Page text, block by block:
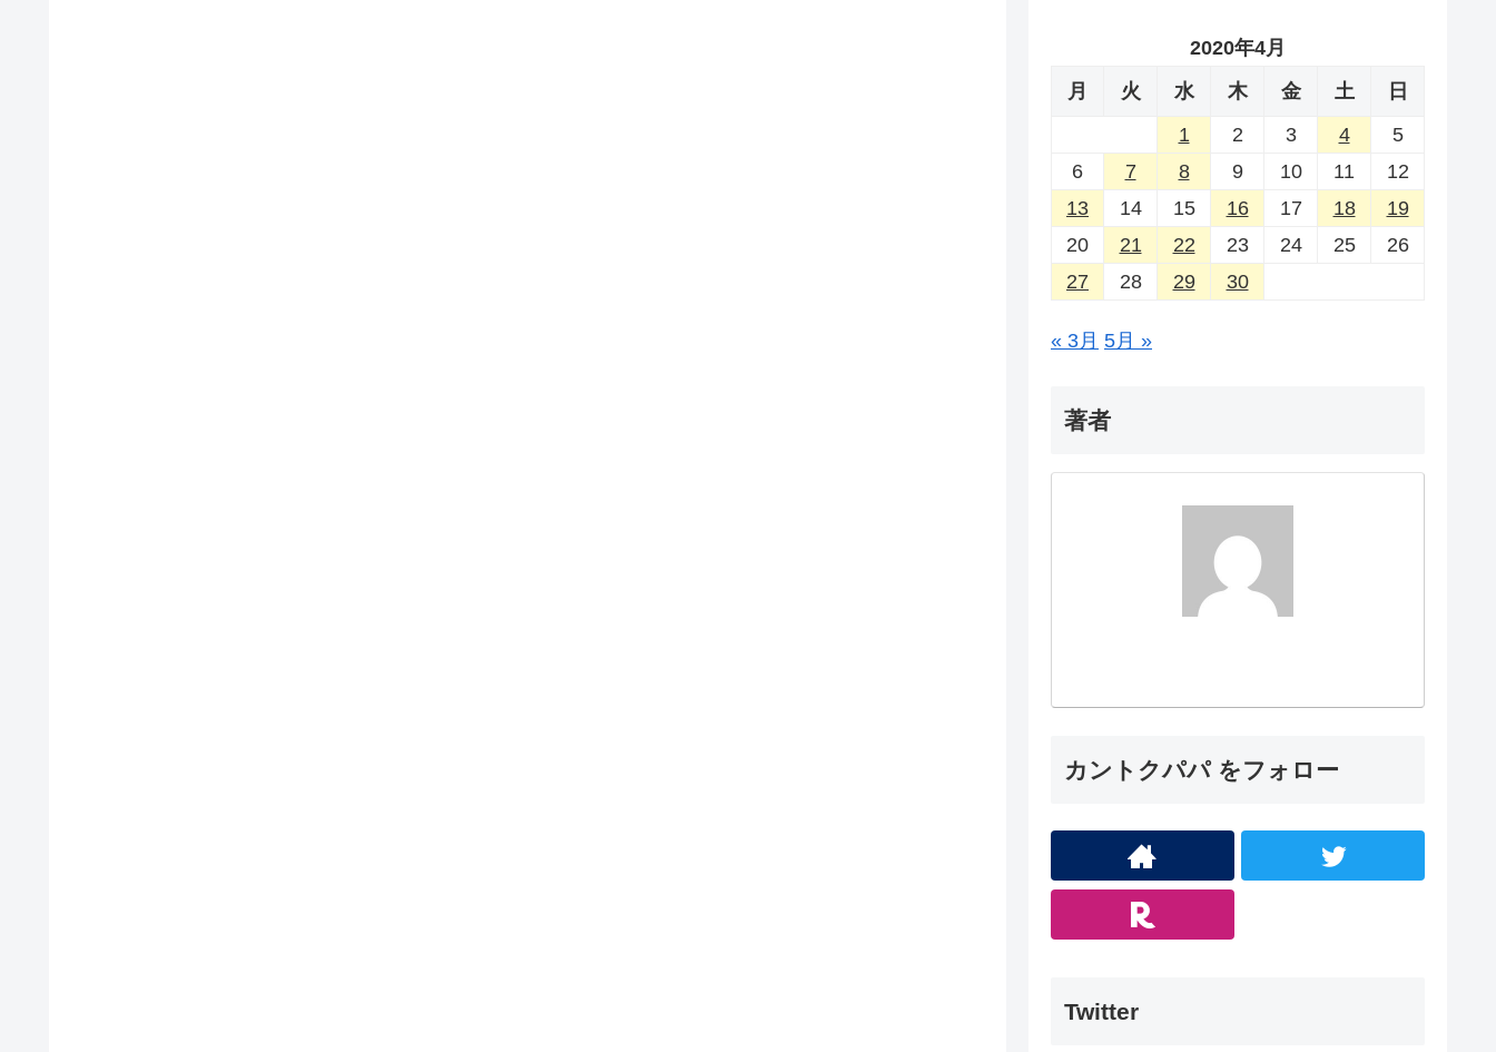
2020年4月
月
火 水 木 金 土
日
1
2 3 4
5
6
7 8 9 10 11
12
13
14 15 16 17 18
19
20
21 22 23 24 25
26
27
28 29 30
« 3月 5月 »
著者
カントクパパ をフォロー
Twitter